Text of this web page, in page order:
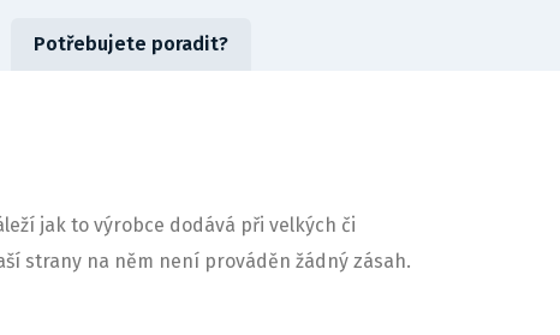
Potřebujete poradit?
jak to výrobce dodává při velkých či
strany na něm není prováděn žádný zásah.